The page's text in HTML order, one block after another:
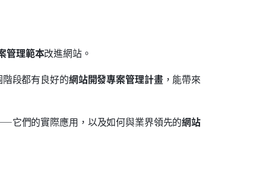
管理範本改進網站。
段都有良好的網站開發專案管理計畫，能帶來
它們的實際應用，以及如何與業界領先的網站